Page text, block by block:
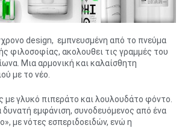
design, εμπνευσμένη από το πνεύμα
φιλοσοφίας, ακολουθει τις γραμμές του
Μια αρμονική και καλαίσθητη
με το νέο.
με γλυκό πιπεράτο και λουλουδάτο φόντο.
δυνατή εμφάνιση, συνοδευόμενος από ένα
με νότες εσπεριδοειδών, ενώ η